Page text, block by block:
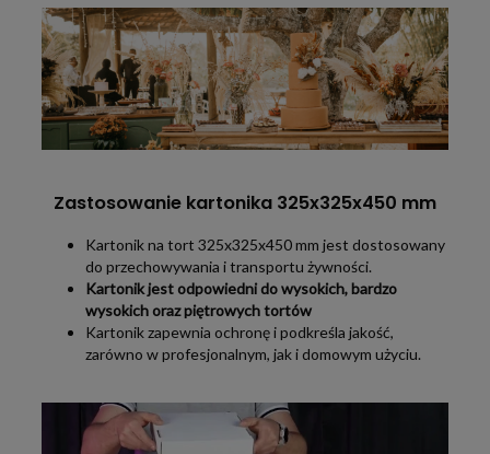
Zastosowanie kartonika 325x325x450 mm
Kartonik na tort 325x325x450 mm jest dostosowany
do przechowywania i transportu żywności.
Kartonik jest odpowiedni do wysokich, bardzo
wysokich oraz piętrowych tortów
Kartonik zapewnia ochronę i podkreśla jakość,
zarówno w profesjonalnym, jak i domowym użyciu.